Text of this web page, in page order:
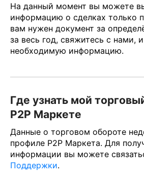
На данный момент вы можете
информацию о сделках только
вам нужен документ за
за весь год, свяжитесь с нами,
необходимую информацию.
Где узнать мой
P2P Маркете
Данные о торговом обороте
профиле P2P Маркета. Для
информации вы можете
Поддержки.